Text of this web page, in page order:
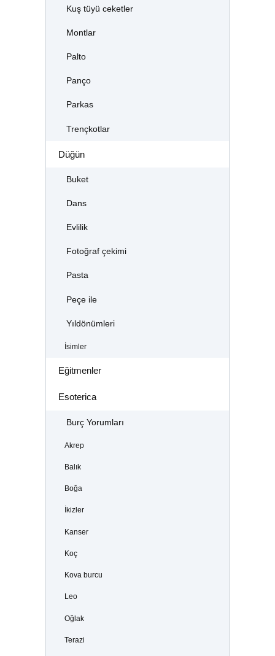
Kuş tüyü ceketler
Montlar
Palto
Panço
Parkas
Trençkotlar
Düğün
Buket
Dans
Evlilik
Fotoğraf çekimi
Pasta
Peçe ile
Yıldönümleri
İsimler
Eğitmenler
Esoterica
Burç Yorumları
Akrep
Balık
Boğa
İkizler
Kanser
Koç
Kova burcu
Leo
Oğlak
Terazi